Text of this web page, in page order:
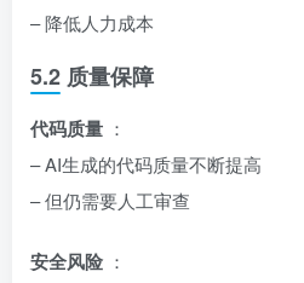
– 降低人力成本
5.2 质量保障
代码质量 ：
– AI生成的代码质量不断提高
– 但仍需要人工审查
安全风险 ：